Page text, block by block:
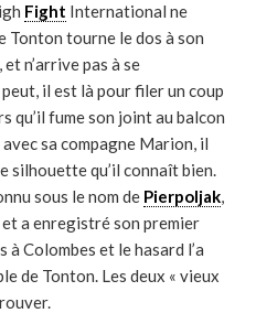
Fight International ne
Tonton tourne le dos à son
n’arrive pas à se
il est là pour filer un coup
qu’il fume son joint au balcon
avec sa compagne Marion, il
silhouette qu’il connaît bien.
sous le nom de Pierpoljak,
a enregistré son premier
à Colombes et le hasard l’a
de Tonton. Les deux « vieux